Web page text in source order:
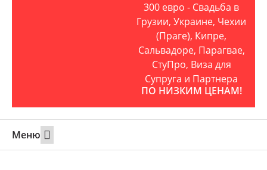
300 евро - Свадьба в
Грузии, Украине, Чехии
(Праге), Кипре,
Сальвадоре, Парагвае,
СтуПро, Виза для
Супруга и Партнера
ПО НИЗКИМ ЦЕНАМ!
Меню